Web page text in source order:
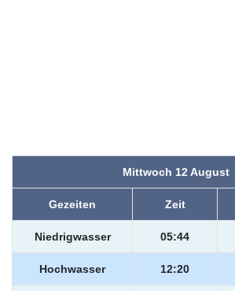
Mittwoch 12 August
Gezeiten Zeit
Niedrigwasser 05:44
Hochwasser 12:20